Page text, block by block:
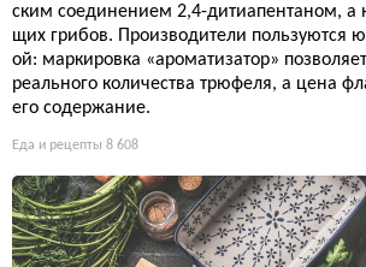
ским соединением 2,4-дитиапентаном, а
щих грибов. Производители пользуются
ой: маркировка «ароматизатор»
реального количества трюфеля, а цена
его содержание.
Еда и рецепты 8 608